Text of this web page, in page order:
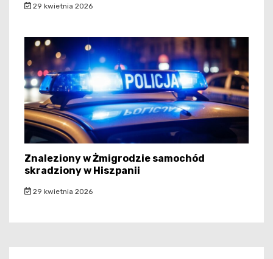
29 kwietnia 2026
Znaleziony w Żmigrodzie samochód
skradziony w Hiszpanii
29 kwietnia 2026